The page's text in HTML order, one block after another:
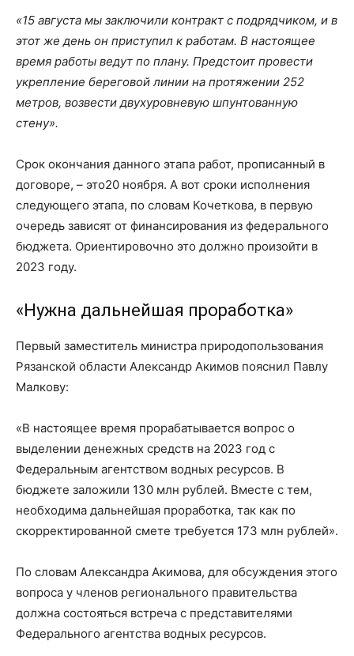
«15 августа мы заключили контракт с подрядчиком, и в
этот же день он приступил к работам. В настоящее
время работы ведут по плану. Предстоит провести
укрепление береговой линии на протяжении 252
метров, возвести двухуровневую шпунтованную
стену».
Срок окончания данного этапа работ, прописанный в
договоре, – это20 ноября. А вот сроки исполнения
следующего этапа, по словам Кочеткова, в первую
очередь зависят от финансирования из федерального
бюджета. Ориентировочно это должно произойти в
2023 году.
«Нужна дальнейшая проработка»
Первый заместитель министра природопользования
Рязанской области Александр Акимов пояснил Павлу
Малкову:
«В настоящее время прорабатывается вопрос о
выделении денежных средств на 2023 год с
Федеральным агентством водных ресурсов. В
бюджете заложили 130 млн рублей. Вместе с тем,
необходима дальнейшая проработка, так как по
скорректированной смете требуется 173 млн рублей».
По словам Александра Акимова, для обсуждения этого
вопроса у членов регионального правительства
должна состояться встреча с представителями
Федерального агентства водных ресурсов.